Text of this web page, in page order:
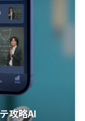
攻略AI